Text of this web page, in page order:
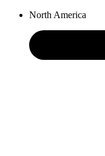
North America